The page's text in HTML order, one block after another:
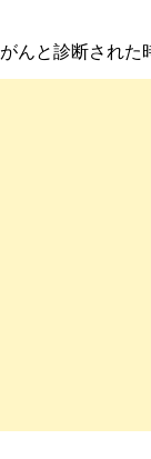
がんと診断された